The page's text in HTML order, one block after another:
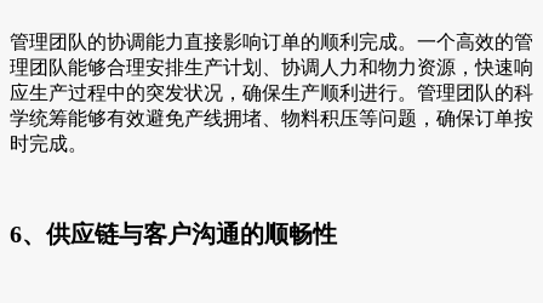
管理团队的协调能力直接影响订单的顺利完成。一个高效的管
理团队能够合理安排生产计划、协调人力和物力资源，快速响
应生产过程中的突发状况，确保生产顺利进行。管理团队的科
学统筹能够有效避免产线拥堵、物料积压等问题，确保订单按
时完成。
6、供应链与客户沟通的顺畅性